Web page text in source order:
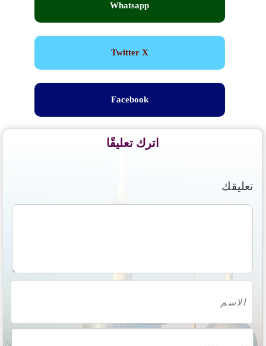
Whatsapp
Twitter X
Facebook
اترك تعليقًا
تعليقك